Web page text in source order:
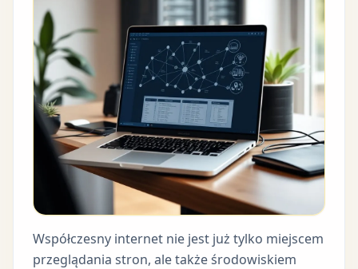
Współczesny internet nie jest już tylko miejscem
przeglądania stron, ale także środowiskiem